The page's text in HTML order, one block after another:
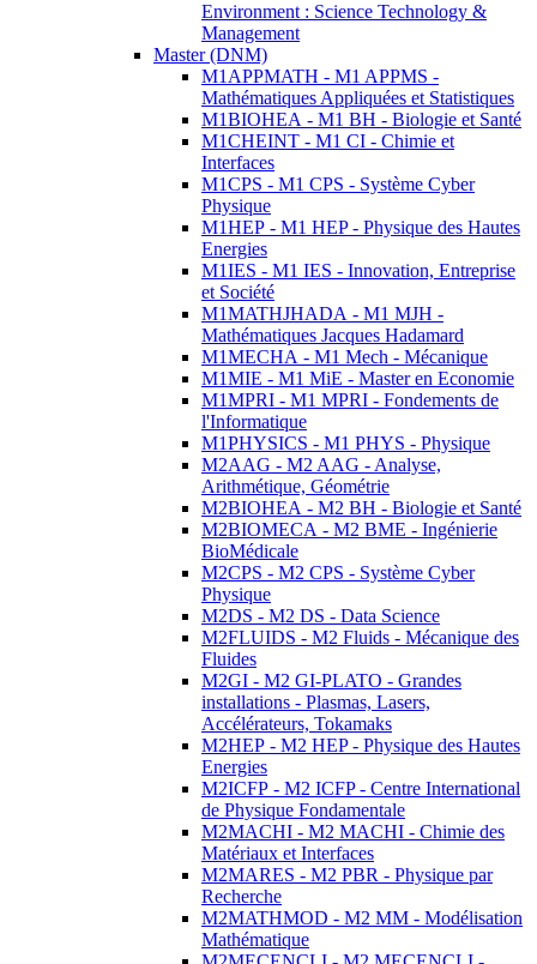
Environment : Science Technology &
Management
Master (DNM)
M1APPMATH - M1 APPMS -
Mathématiques Appliquées et Statistiques
M1BIOHEA - M1 BH - Biologie et Santé
M1CHEINT - M1 CI - Chimie et
Interfaces
M1CPS - M1 CPS - Système Cyber
Physique
M1HEP - M1 HEP - Physique des Hautes
Energies
M1IES - M1 IES - Innovation, Entreprise
et Société
M1MATHJHADA - M1 MJH -
Mathématiques Jacques Hadamard
M1MECHA - M1 Mech - Mécanique
M1MIE - M1 MiE - Master en Economie
M1MPRI - M1 MPRI - Fondements de
l'Informatique
M1PHYSICS - M1 PHYS - Physique
M2AAG - M2 AAG - Analyse,
Arithmétique, Géométrie
M2BIOHEA - M2 BH - Biologie et Santé
M2BIOMECA - M2 BME - Ingénierie
BioMédicale
M2CPS - M2 CPS - Système Cyber
Physique
M2DS - M2 DS - Data Science
M2FLUIDS - M2 Fluids - Mécanique des
Fluides
M2GI - M2 GI-PLATO - Grandes
installations - Plasmas, Lasers,
Accélérateurs, Tokamaks
M2HEP - M2 HEP - Physique des Hautes
Energies
M2ICFP - M2 ICFP - Centre International
de Physique Fondamentale
M2MACHI - M2 MACHI - Chimie des
Matériaux et Interfaces
M2MARES - M2 PBR - Physique par
Recherche
M2MATHMOD - M2 MM - Modélisation
Mathématique